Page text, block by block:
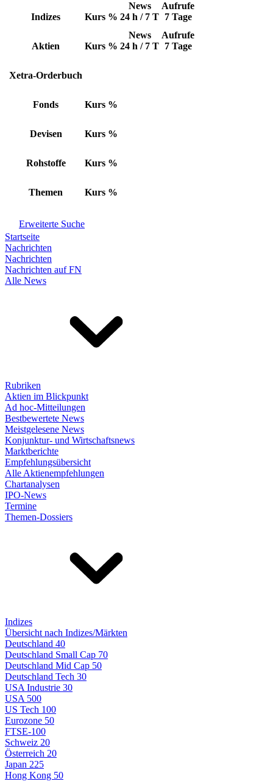
Indizes Kurs %
News
24 h / 7 T
Aufrufe
7 Tage
Aktien Kurs %
News
24 h / 7 T
Aufrufe
7 Tage
Xetra-Orderbuch
Fonds Kurs %
Devisen Kurs %
Rohstoffe Kurs %
Themen Kurs %
Erweiterte Suche
Startseite
Nachrichten
Nachrichten
Nachrichten auf FN
Alle News
Rubriken
Aktien im Blickpunkt
Ad hoc-Mitteilungen
Bestbewertete News
Meistgelesene News
Konjunktur- und Wirtschaftsnews
Marktberichte
Empfehlungsübersicht
Alle Aktienempfehlungen
Chartanalysen
IPO-News
Termine
Themen-Dossiers
Indizes
Übersicht nach Indizes/Märkten
Deutschland 40
Deutschland Small Cap 70
Deutschland Mid Cap 50
Deutschland Tech 30
USA Industrie 30
USA 500
US Tech 100
Eurozone 50
FTSE-100
Schweiz 20
Österreich 20
Japan 225
Hong Kong 50